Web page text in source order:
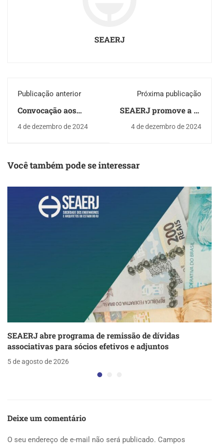
SEAERJ
Publicação anterior
Convocação aos
municipais!
4 de dezembro de 2024
Próxima publicação
SEAERJ promove a 5ª
Avaliações por
4 de dezembro de 2024
Você também pode se interessar
SEAERJ abre programa de remissão de dívidas
associativas para sócios efetivos e adjuntos
5 de agosto de 2026
Deixe um comentário
O seu endereço de e-mail não será publicado. Campos